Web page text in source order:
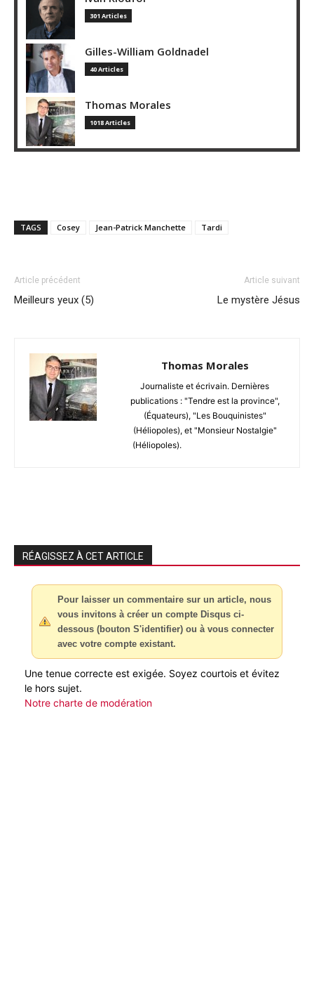
301 Articles
Gilles-William Goldnadel
40 Articles
Thomas Morales
1018 Articles
TAGS Cosey Jean-Patrick Manchette Tardi
Article précédent
Meilleurs yeux (5)
Article suivant
Le mystère Jésus
Thomas Morales
Journaliste et écrivain. Dernières
publications : "Tendre est la province",
(Équateurs), "Les Bouquinistes"
(Héliopoles), et "Monsieur Nostalgie"
(Héliopoles).
RÉAGISSEZ À CET ARTICLE
Pour laisser un commentaire sur un article, nous
vous invitons à créer un compte Disqus ci-
dessous (bouton S'identifier) ou à vous connecter
avec votre compte existant.
Une tenue correcte est exigée. Soyez courtois et évitez
le hors sujet.
Notre charte de modération